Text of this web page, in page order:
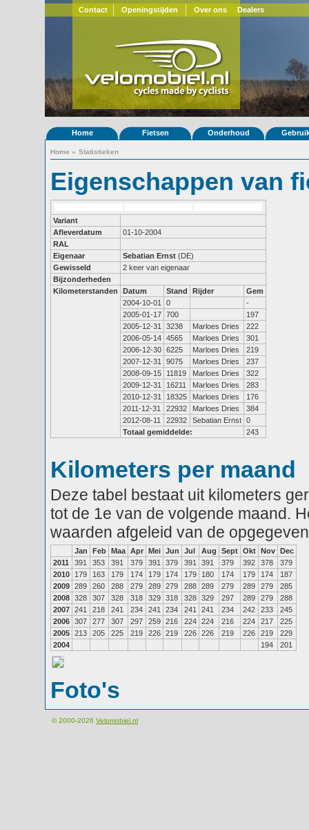
Contact Openingstijden Over ons Dealers
Home Fietsen Onderhoud
Home » Statistieken
Eigenschappen van
Variant
Afleverdatum
01-10-2004
RAL
Eigenaar
Sebatian Ernst (DE)
Gewisseld
2 keer van eigenaar
Bijzonderheden
Kilometerstanden
Datum Stand Rijder
Gem
2004-10-01
0
-
2005-01-17 700
197
2005-12-31
3238 Marloes Dries
222
2006-05-14 4565 Marloes Dries
301
2006-12-30 6225 Marloes Dries
219
2007-12-31
9075 Marloes Dries
237
2008-09-15
11819 Marloes Dries
322
2009-12-31
16211 Marloes Dries
283
2010-12-31
18325 Marloes Dries
176
2011-12-31
22932 Marloes Dries
384
2012-08-11
22932 Sebatian Ernst 0
Totaal gemiddelde:
243
Kilometers per maand
Deze tabel bestaat uit kilometers
tot de 1e van de volgende maand.
waarden afgeleid van de
Jan Feb Maa Apr Mei Jun Jul Aug Sept Okt Nov Dec
2011
391 353 391 379 391 379 391 391 379 392 378
379
2010
179 163 179 174 179 174 179 180 174 179 174
187
2009 289 260 288 279 289 279 288 289 279 289 279
285
2008 328 307 328 318 329 318 328 329 297 289 279
288
2007 241 218 241 234 241 234 241 241 234 242 233
245
2006 307 277 307 297 259 216 224 224 216 224 217
225
2005 213 205 225 219 226 219 226 226 219 226 219
229
2004
194 201
Foto's
© 2000-2026 Velomobiel.nl